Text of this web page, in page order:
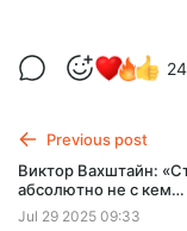
24
Previous post
Виктор Вахштайн:
абсолютно не с кем
разговаривать» //
Гордеевой»
Jul 29 2025 09:33